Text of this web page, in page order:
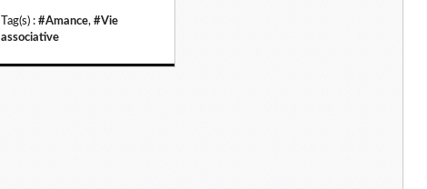
Tag(s) : #Amance, #Vie
associative